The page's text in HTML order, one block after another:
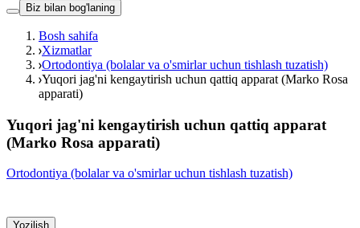
Biz bilan bog'laning
Bosh sahifa
Xizmatlar
Ortodontiya (bolalar va o'smirlar uchun tishlash tuzatish)
Yuqori jag'ni kengaytirish uchun qattiq apparat (Marko Rosa
apparati)
Yuqori jag'ni kengaytirish uchun qattiq apparat
(Marko Rosa apparati)
Ortodontiya (bolalar va o'smirlar uchun tishlash tuzatish)
Yozilish